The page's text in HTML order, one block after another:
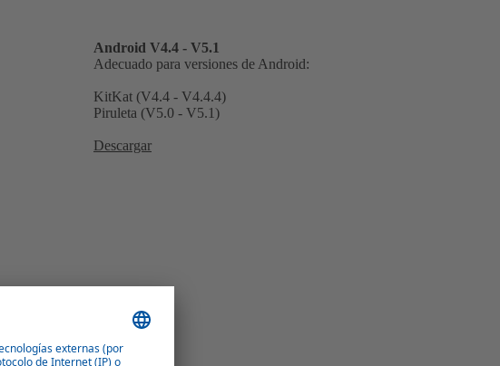
Android V4.4 - V5.1
Adecuado para versiones de Android:
KitKat (V4.4 - V4.4.4)
Piruleta (V5.0 - V5.1)
Descargar